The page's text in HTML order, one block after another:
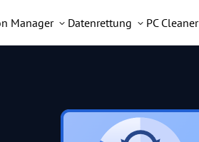
Manager Datenrettung PC Cleaner